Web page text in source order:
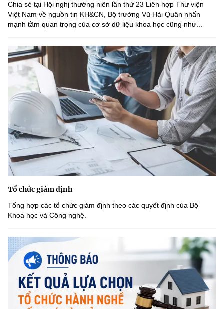
Chọn ngôn ngữ
Vietnamese English
BỘ KHOA HỌC VÀ CÔNG NGHỆ
MINISTRY OF SCIENCE AND TECHNOLOGY
Điều khoản sử dụng Theo dõi MST: Góp ý
Cơ quan chủ quản: Bộ Khoa học và Công nghệ (MST)
Chịu trách nhiệm nội dung: Nguyễn Thị Hải Hằng
Giám đốc Trung tâm Truyền thông Khoa học và Công nghệ.
Liên hệ
Điện thoại: 024 3936 9506
Email:stc@mst.gov.vn
©2026 Bản quyền thuộc Bộ Khoa Học và Công Nghệ
website này)
Chia sẻ tại Hội nghị thường niên lần thứ 23 Liên hợp Thư viện
Việt Nam về nguồn tin KH&CN, Bộ trưởng Vũ Hải Quân nhấn
mạnh tầm quan trọng của cơ sở dữ liệu khoa học cũng như...
Tổ chức giám định
Tổng hợp các tổ chức giám định theo các quyết định của Bộ
Khoa học và Công nghệ.